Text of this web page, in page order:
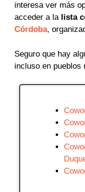
interesa ver más
acceder a lalista
Córdoba,
Seguro que hay
incluso en pueblos